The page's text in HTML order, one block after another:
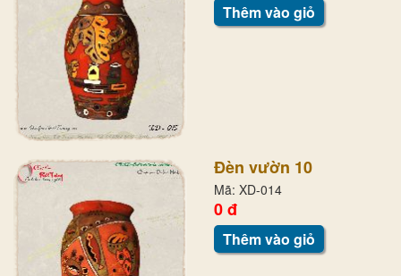
Thêm vào giỏ
Đèn vườn 10
Mã: XD-014
0 đ
Thêm vào giỏ